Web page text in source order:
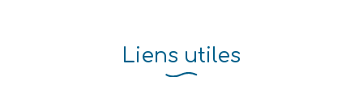
Liens utiles